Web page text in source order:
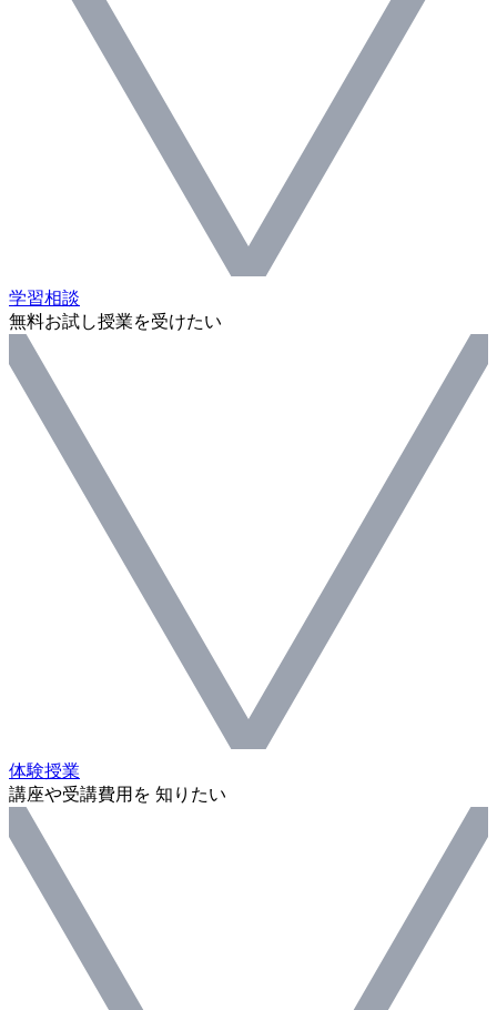
学習相談
無料お試し授業を受けたい
体験授業
講座や受講費用を 知りたい